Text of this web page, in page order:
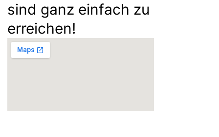
sind ganz einfach zu
erreichen!